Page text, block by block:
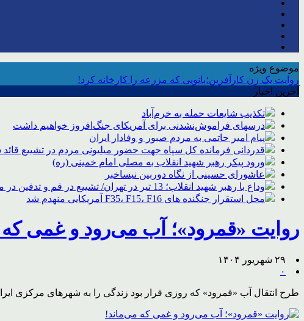
موضوع ویژه
روایت یک زن کارآفرین؛بانویی که مزرعه را کارخانه کرد!
آخرین اخبار
تکذیب شایعات حمله به خرم‌آباد
درسهای فراموش‌نشدنی برای آمریکای جنگ‌افروز خواهیم داشت
پیام امیر حاتمی به مردم صبور و وفادار ایران
قدردانی فرمانده کل سپاه جهت حضور میلیونی مردم در تشییع
ورود پیکر رهبر شهید انقلاب به مصلی امام خمینی (ره)
عاشورای حسینی از نگاه دوربین نیساخبر
وداع با رهبر شهید انقلاب؛ 13 تیر در تهران/ تشییع در قم و تدفین در مشهد
محل استقرار جنگنده های F35، F15، F16 آمریکایی منهدم شد
روایت «قمرود»؛ آب می‌رود و غمی
۲۹ شهریور ۱۴۰۴
۰
طرح انتقال آب «قمرود» که روزی قرار بود زندگی را به شهرهای مرکزی